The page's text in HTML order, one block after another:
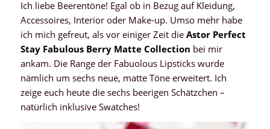
Ich liebe Beerentöne! Egal ob in Bezug auf Kleidung,
Accessoires, Interior oder Make-up. Umso mehr habe
ich mich gefreut, als vor einiger Zeit die Astor Perfect
Stay Fabulous Berry Matte Collection bei mir
ankam. Die Range der Fabuolous Lipsticks wurde
nämlich um sechs neue, matte Töne erweitert. Ich
zeige euch heute die sechs beerigen Schätzchen –
natürlich inklusive Swatches!